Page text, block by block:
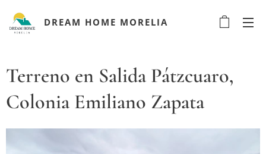
DREAM HOME MORELIA
Terreno en Salida Pátzcuaro,
Colonia Emiliano Zapata